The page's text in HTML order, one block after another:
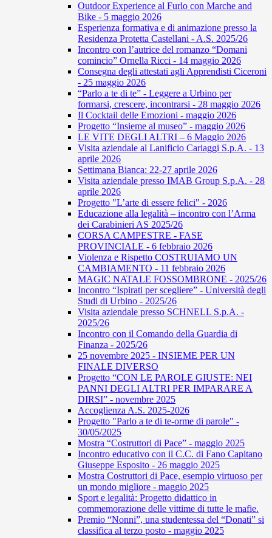
Outdoor Experience al Furlo con Marche and
Bike - 5 maggio 2026
Esperienza formativa e di animazione presso la
Residenza Protetta Castellani - A.S. 2025/26
Incontro con l’autrice del romanzo “Domani
comincio” Ornella Ricci - 14 maggio 2026
Consegna degli attestati agli Apprendisti Ciceroni
- 25 maggio 2026
“Parlo a te di te” - Leggere a Urbino per
formarsi, crescere, incontrarsi - 28 maggio 2026
Il Cocktail delle Emozioni - maggio 2026
Progetto “Insieme al museo” - maggio 2026
LE VITE DEGLI ALTRI – 6 Maggio 2026
Visita aziendale al Lanificio Cariaggi S.p.A. - 13
aprile 2026
Settimana Bianca: 22-27 aprile 2026
Visita aziendale presso IMAB Group S.p.A. - 28
aprile 2026
Progetto "L’arte di essere felici" - 2026
Educazione alla legalità – incontro con l’Arma
dei Carabinieri AS 2025/26
CORSA CAMPESTRE - FASE
PROVINCIALE - 6 febbraio 2026
Violenza e Rispetto COSTRUIAMO UN
CAMBIAMENTO - 11 febbraio 2026
MAGIC NATALE FOSSOMBRONE - 2025/26
Incontro “Ispirati per scegliere” - Università degli
Studi di Urbino - 2025/26
Visita aziendale presso SCHNELL S.p.A. -
2025/26
Incontro con il Comando della Guardia di
Finanza - 2025/26
25 novembre 2025 - INSIEME PER UN
FINALE DIVERSO
Progetto “CON LE PAROLE GIUSTE: NEI
PANNI DEGLI ALTRI PER IMPARARE A
DIRSI” - novembre 2025
Accoglienza A.S. 2025-2026
Progetto "Parlo a te di te-orme di parole" -
30/05/2025
Mostra “Costruttori di Pace” - maggio 2025
Incontro educativo con il C.C. di Fano Capitano
Giuseppe Esposito - 26 maggio 2025
Mostra Costruttori di Pace, esempio virtuoso per
un mondo migliore - maggio 2025
Sport e legalità: Progetto didattico in
commemorazione delle vittime di tutte le mafie.
Premio “Nonni”, una studentessa del “Donati” si
classifica al terzo posto - maggio 2025